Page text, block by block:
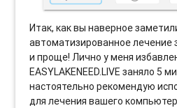
Итак, как вы наверное
автоматизированное лечение
и проще! Лично у меня
EASYLAKENEED.LIVE заняло 5
настоятельно рекомендую
для лечения вашего